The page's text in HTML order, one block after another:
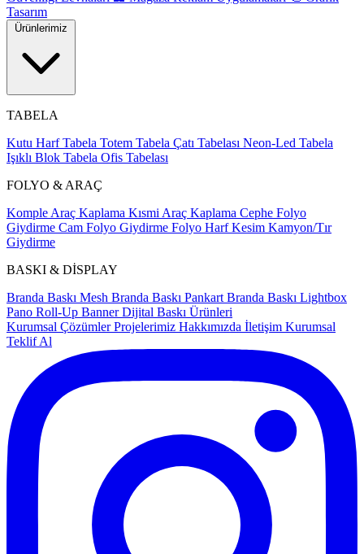
Tasarım
TABELA
Kutu Harf Tabela Totem Tabela Çatı Tabelası Neon-Led Tabela
Işıklı Blok Tabela Ofis Tabelası
FOLYO & ARAÇ
Komple Araç Kaplama Kısmi Araç Kaplama Cephe Folyo
Giydirme Cam Folyo Giydirme Folyo Harf Kesim Kamyon/Tır
Giydirme
BASKI & DİSPLAY
Branda Baskı Mesh Branda Baskı Pankart Branda Baskı Lightbox
Pano Roll-Up BannerDijital Baskı Ürünleri
Kurumsal ÇözümlerProjelerimiz Hakkımızda İletişim Kurumsal
Teklif Al